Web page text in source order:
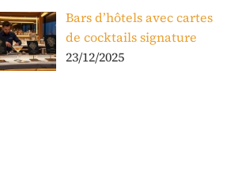
Bars d’hôtels avec cartes
de cocktails signature
23/12/2025